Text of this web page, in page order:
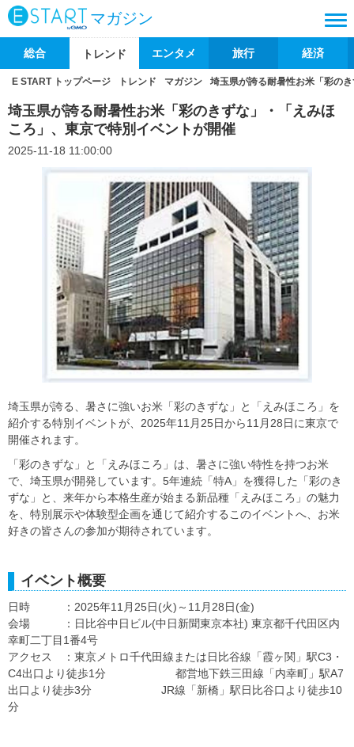
マガジン
総合 トレンド エンタメ 旅行 経済
E START トップページ トレンド マガジン 埼玉県が誇る耐暑性お米「彩の
埼玉県が誇る耐暑性お米「彩のきずな」・「えみほ
ころ」、東京で特別イベントが開催
2025-11-18 11:00:00
埼玉県が誇る、暑さに強いお米「彩のきずな」と「えみほころ」を
紹介する特別イベントが、2025年11月25日から11月28日に東京で
開催されます。
「彩のきずな」と「えみほころ」は、暑さに強い特性を持つお米
で、埼玉県が開発しています。5年連続「特A」を獲得した「彩のき
ずな」と、来年から本格生産が始まる新品種「えみほころ」の魅力
を、特別展示や体験型企画を通じて紹介するこのイベントへ、お米
好きの皆さんの参加が期待されています。
イベント概要
日時 ：2025年11月25日(火)～11月28日(金)
会場 ：日比谷中日ビル(中日新聞東京本社) 東京都千代田区内
幸町二丁目1番4号
アクセス ：東京メトロ千代田線または日比谷線「霞ヶ関」駅C3・
C4出口より徒歩1分 都営地下鉄三田線「内幸町」駅A7
出口より徒歩3分 JR線「新橋」駅日比谷口より徒歩10
分